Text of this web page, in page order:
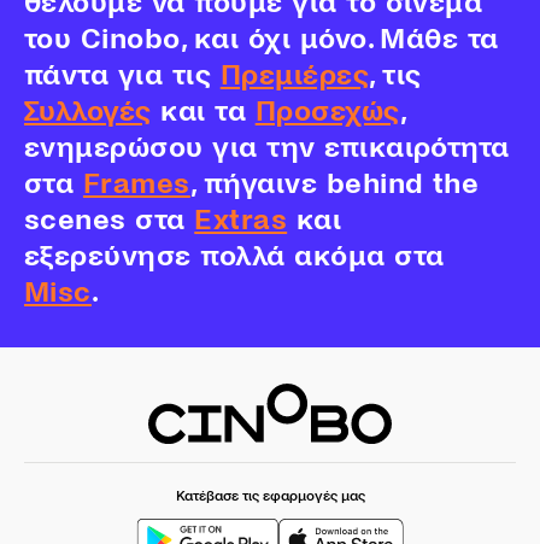
του Cinobo, και όχι μόνο. Μάθε τα
πάντα για τις Πρεμιέρες, τις
Συλλογές και τα Προσεχώς,
ενημερώσου για την επικαιρότητα
στα Frames, πήγαινε behind the
scenes στα Extras και
εξερεύνησε πολλά ακόμα στα
Misc.
Κατέβασε τις εφαρμογές μας